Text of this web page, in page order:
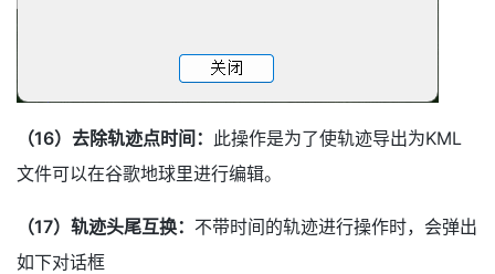
（16）去除轨迹点时间： 此操作是为了使轨迹导出为KML
文件可以在谷歌地球里进行编辑。
（17）轨迹头尾互换： 不带时间的轨迹进行操作时，会弹出
如下对话框